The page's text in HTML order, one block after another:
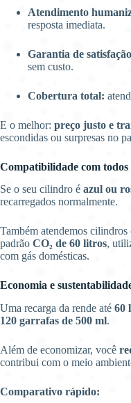
Atendimento
resposta imediata.
Garantia de
sem custo.
Cobertura total:
E o melhor: preço justo e
escondidas ou surpresas no
Compatibilidade com todos
Se o seu cilindro é azul ou
recarregados normalmente.
Também atendemos cilindros
padrão CO₂ de 60 litros,
com gás domésticas.
Economia e
Uma recarga da rende até 60
120 garrafas de 500 ml.
Além de economizar, você
contribui com o meio
Comparativo rápido: